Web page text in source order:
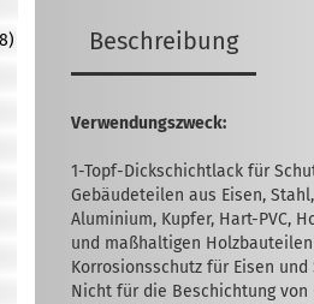
Beschreibung
Verwendungszweck:
1-Topf-Dickschichtlack für
Gebäudeteilen aus Eisen,
Aluminium, Kupfer, Hart-PVC,
und maßhaltigen
Korrosionsschutz für Eisen und
Nicht für die Beschichtung